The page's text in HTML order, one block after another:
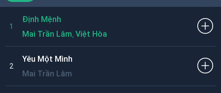
1
Định Mệnh
Mai Trần Lâm, Việt Hòa
2
Yêu Một Mình
Mai Trần Lâm